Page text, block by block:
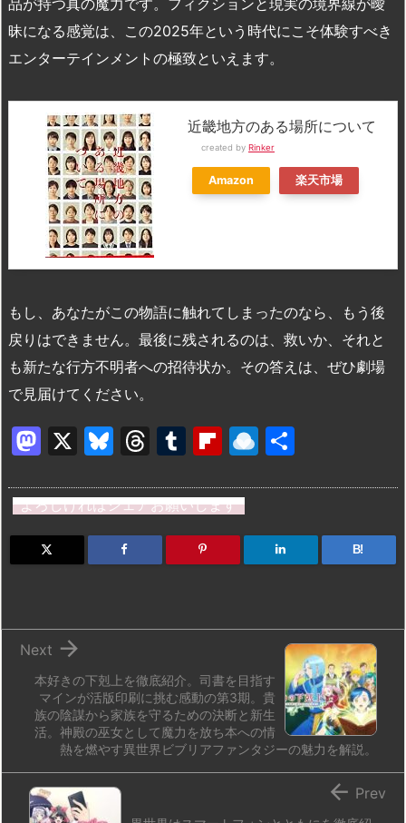
昧になる感覚は、この2025年という時代にこそ体験すべき
エンターテインメントの極致といえます。
近畿地方のある場所について
created by Rinker
Amazon 楽天市場
もし、あなたがこの物語に触れてしまったのなら、もう後
戻りはできません。最後に残されるのは、救いか、それと
も新たな行方不明者への招待状か。その答えは、ぜひ劇場
で見届けてください。
M
st
o
d
X
Bl
e
s
k
T
e
a
d
T
m
bl
r
Fl
b
o
ar
R
n
dr
o
よろしければシェアお願いします
B!
本好きの下剋上を徹底紹介。司書を目指す
マインが活版印刷に挑む感動の第3期。貴
族の陰謀から家族を守るための決断と新生
活。神殿の巫女として魔力を放ち本への情
熱を燃やす異世界ビブリアファンタジーの魅力を解説。

Next
 Prev